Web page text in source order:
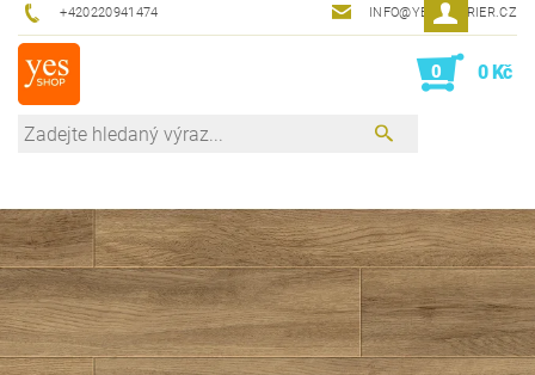
+420220941474 INFO@YESINTERIER.CZ
0 0 Kč